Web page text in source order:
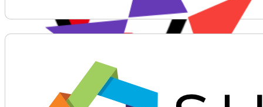
Voir plus d'informations sur Sciences jeunesse